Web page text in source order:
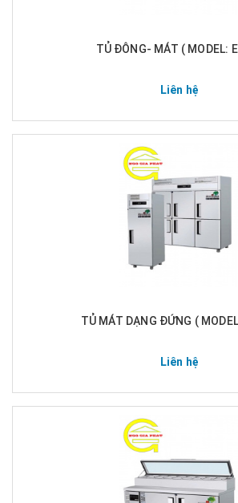
TỦ ĐÔNG- MÁT ( MODEL:
Liên hệ
TỦ MÁT DẠNG ĐỨNG (
Liên hệ